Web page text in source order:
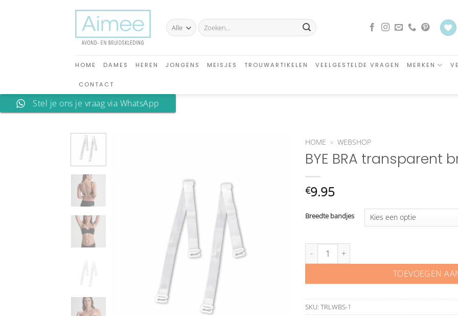
Zoeken
naar:
HOME DAMES HEREN JONGENS MEISJES TROUWARTIKELEN VEELGESTELDE VRAGEN MERKEN
CONTACT
Stel je ons je vraag via WhatsApp
HOME » WEBSHOP
BYE BRA transparent
€9.95
Breedte bandjes
BYE BRA transparent bra straps aantal
TOEVOEGEN
SKU: TRLWBS-1